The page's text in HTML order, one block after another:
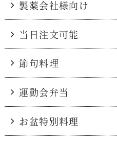
製薬会社様向け
当日注文可能
節句料理
運動会弁当
お盆特別料理